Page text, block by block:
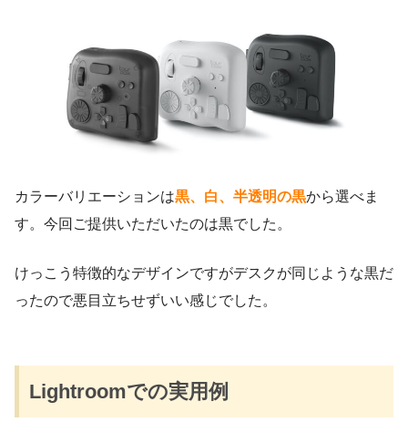
カラーバリエーションは黒、白、半透明の黒から選べま
す。今回ご提供いただいたのは黒でした。
けっこう特徴的なデザインですがデスクが同じような黒だ
ったので悪目立ちせずいい感じでした。
Lightroomでの実用例